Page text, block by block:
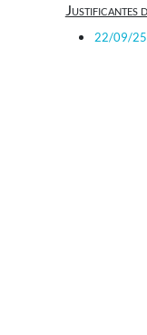
Justificantes
22/09/